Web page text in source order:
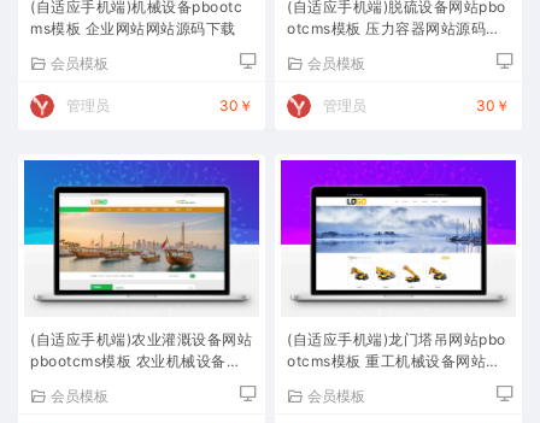
(自适应手机端)机械设备pbootc
ms模板 企业网站网站源码下载
会员模板
管理员 30￥
(自适应手机端)脱硫设备网站pbo
otcms模板 压力容器网站源码下
会员模板
管理员 30￥
(自适应手机端)农业灌溉设备网站
pbootcms模板 农业机械设备网
会员模板
(自适应手机端)龙门塔吊网站pbo
otcms模板 重工机械设备网站源
会员模板